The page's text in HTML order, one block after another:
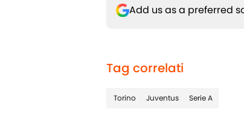
Add us as a preferred
Tag correlati
Torino Juventus Serie A